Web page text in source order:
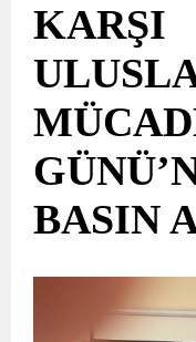
KARŞI
BASIN